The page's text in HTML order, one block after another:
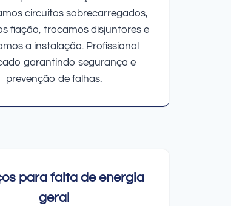
circuitos sobrecarregados,
fiação, trocamos disjuntores e
a instalação. Profissional
garantindo segurança e
prevenção de falhas.
para falta de energia
geral